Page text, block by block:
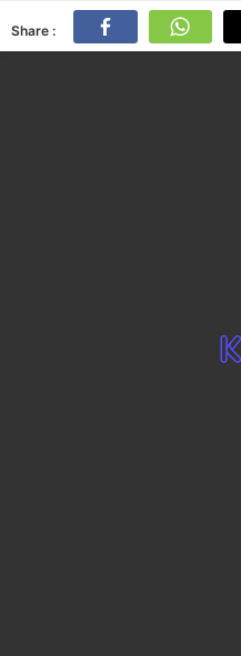
Share :